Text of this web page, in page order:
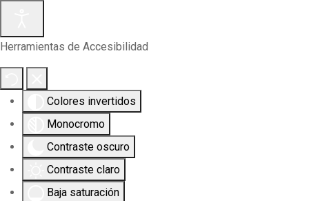
Herramientas de Accesibilidad
Colores invertidos
Monocromo
Contraste oscuro
Contraste claro
Baja saturación